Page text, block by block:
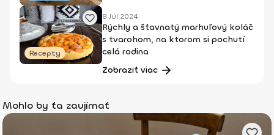
Recepty
8 Júl 2024
Rýchly a šťavnatý marhuľový koláč
s tvarohom, na ktorom si pochutí
celá rodina
Zobraziť viac
Mohlo by ťa zaujímať